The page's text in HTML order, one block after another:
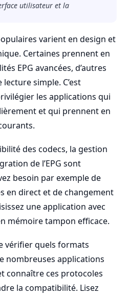
utilisateur et la
varient en design et
Certaines prennent en
EPG avancées, d’autres
simple. C’est
les applications qui
et qui prennent en
des codecs, la gestion
de l’EPG sont
besoin par exemple de
en direct et de changement
une application avec
mémoire tampon efficace.
vérifier quels formats
nombreuses applications
connaître ces protocoles
la compatibilité. Lisez